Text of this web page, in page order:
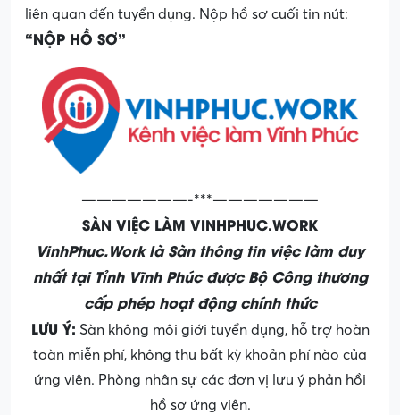
liên quan đến tuyển dụng. Nộp hồ sơ cuối tin nút:
“NỘP HỒ SƠ”
———————-***———————
SÀN VIỆC LÀM VINHPHUC.WORK
VinhPhuc.Work là Sàn thông tin việc làm duy
nhất tại Tỉnh Vĩnh Phúc được Bộ Công thương
cấp phép hoạt động chính thức
LƯU Ý: Sàn không môi giới tuyển dụng, hỗ trợ hoàn
toàn miễn phí, không thu bất kỳ khoản phí nào của
ứng viên. Phòng nhân sự các đơn vị lưu ý phản hồi
hồ sơ ứng viên.